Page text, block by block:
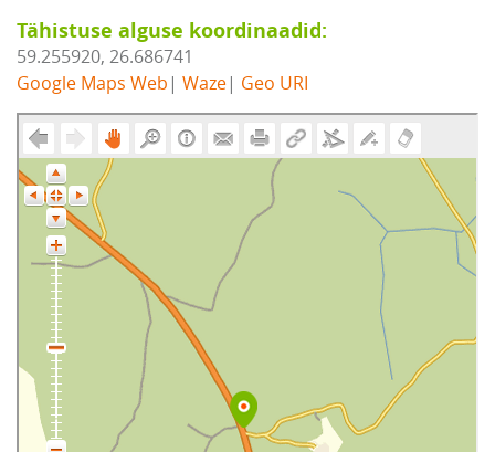
Tähistuse alguse koordinaadid:
59.255920, 26.686741
Google Maps Web | Waze| Geo URI